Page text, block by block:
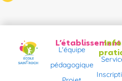
L’établissement
L'équipe
pédagogique